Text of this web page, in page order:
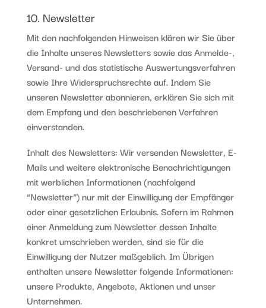
10. Newsletter
Mit den nachfolgenden Hinweisen klären wir Sie über
die Inhalte unseres Newsletters sowie das Anmelde-,
Versand- und das statistische Auswertungsverfahren
sowie Ihre Widerspruchsrechte auf. Indem Sie
unseren Newsletter abonnieren, erklären Sie sich mit
dem Empfang und den beschriebenen Verfahren
einverstanden.
Inhalt des Newsletters: Wir versenden Newsletter, E-
Mails und weitere elektronische Benachrichtigungen
mit werblichen Informationen (nachfolgend
“Newsletter”) nur mit der Einwilligung der Empfänger
oder einer gesetzlichen Erlaubnis. Sofern im Rahmen
einer Anmeldung zum Newsletter dessen Inhalte
konkret umschrieben werden, sind sie für die
Einwilligung der Nutzer maßgeblich. Im Übrigen
enthalten unsere Newsletter folgende Informationen:
unsere Produkte, Angebote, Aktionen und unser
Unternehmen.